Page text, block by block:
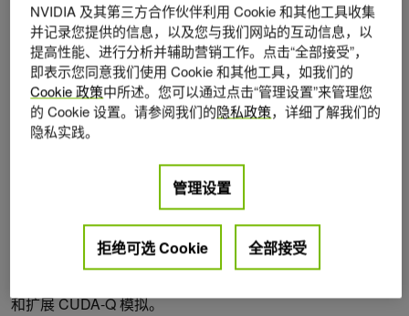
图 1。与 196 核 CPU 相比，NVIDIA GH200 和 NVIDIA GB200
上 33 量子位 QED-C Hamiltonian 模拟基准测试的 CUDA-Q 状态
向量模拟性能
GB200 的最大优势在于 GPU 之间的多对多连接，使
和扩展 CUDA-Q 模拟。
NVIDIA 及其第三方合作伙伴利用 Cookie 和其他工具收集
并记录您提供的信息，以及您与我们网站的互动信息，以
提高性能、进行分析并辅助营销工作。点击“全部接受”，
即表示您同意我们使用 Cookie 和其他工具，如我们的
Cookie 政策中所述。您可以通过点击“管理设置”来管理您
的 Cookie 设置。请参阅我们的隐私政策，详细了解我们的
隐私实践。
管理设置
拒绝可选 Cookie 全部接受